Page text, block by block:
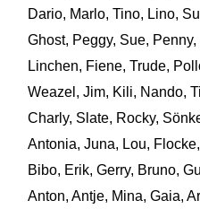
Dario, Marlo, Tino, Lino,
Ghost, Peggy, Sue,
Linchen, Fiene, Trude,
Weazel, Jim, Kili, Nando,
Charly, Slate, Rocky,
Antonia, Juna, Lou,
Bibo, Erik, Gerry, Bruno,
Anton, Antje, Mina, Gaia,